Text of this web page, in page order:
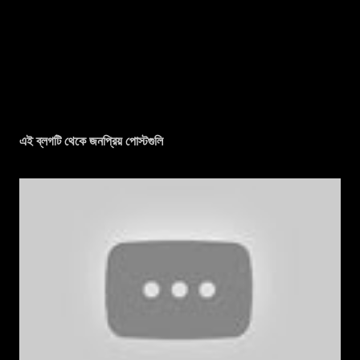
এই ব্লগটি থেকে জনপ্রিয় পোস্টগুলি